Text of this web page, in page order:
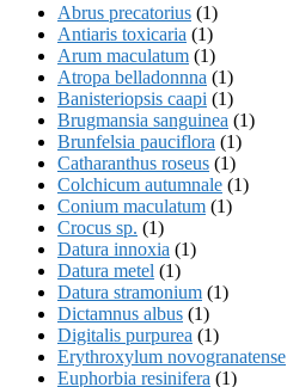
Abrus precatorius (1)
Antiaris toxicaria (1)
Arum maculatum (1)
Atropa belladonnna (1)
Banisteriopsis caapi (1)
Brugmansia sanguinea (1)
Brunfelsia pauciflora (1)
Catharanthus roseus (1)
Colchicum autumnale (1)
Conium maculatum (1)
Crocus sp. (1)
Datura innoxia (1)
Datura metel (1)
Datura stramonium (1)
Dictamnus albus (1)
Digitalis purpurea (1)
Erythroxylum novogranatense
Euphorbia resinifera (1)